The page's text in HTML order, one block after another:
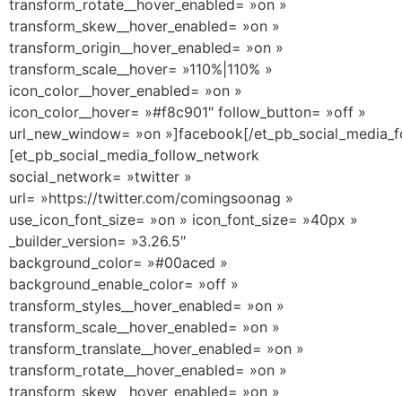
transform_rotate__hover_enabled= »on »
transform_skew__hover_enabled= »on »
transform_origin__hover_enabled= »on »
transform_scale__hover= »110%|110% »
icon_color__hover_enabled= »on »
icon_color__hover= »#f8c901″ follow_button= »off »
url_new_window= »on »]facebook[/
[et_pb_social_media_follow_network
social_network= »twitter »
url= »https://twitter.com/comingsoonag »
use_icon_font_size= »on » icon_font_size= »40px »
_builder_version= »3.26.5″
background_color= »#00aced »
background_enable_color= »off »
transform_styles__hover_enabled= »on »
transform_scale__hover_enabled= »on »
transform_translate__hover_enabled= »on »
transform_rotate__hover_enabled= »on »
transform_skew__hover_enabled= »on »